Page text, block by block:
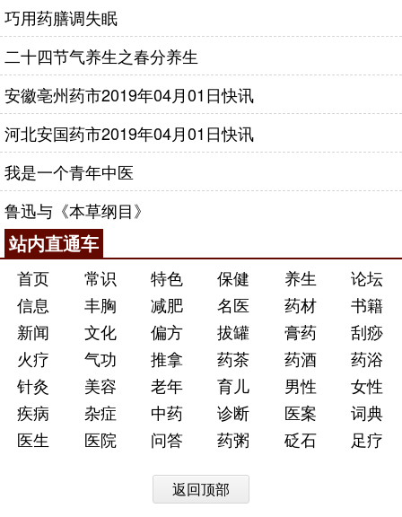
巧用药膳调失眠
二十四节气养生之春分养生
安徽亳州药市2019年04月01日快讯
河北安国药市2019年04月01日快讯
我是一个青年中医
鲁迅与《本草纲目》
站内直通车
首页 常识 特色 保健 养生
论坛
信息
丰胸 减肥 名医 药材
书籍
新闻
文化 偏方 拔罐 膏药
刮痧
火疗
气功 推拿 药茶 药酒
药浴
针灸
美容 老年 育儿 男性
女性
疾病
杂症 中药 诊断 医案
词典
医生
医院 问答 药粥 砭石 足疗
返回顶部